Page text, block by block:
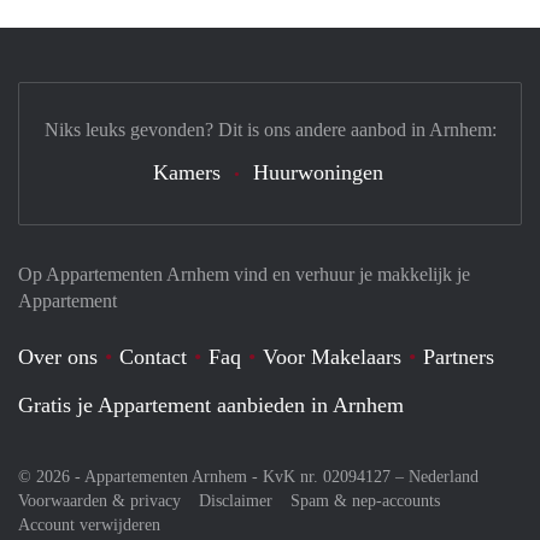
Op Appartementen Arnhem vind en verhuur je makkelijk je
Appartement
Over ons Contact Faq Voor Makelaars
Partners
Gratis je Appartement aanbieden in Arnhem
© 2026 - Appartementen Arnhem - KvK nr. 02094127 – Nederland
Voorwaarden & privacy
Disclaimer
Spam & nep-accounts
Account verwijderen
Niks leuks gevonden? Dit is ons andere aanbod in Arnhem:
Kamers Huurwoningen